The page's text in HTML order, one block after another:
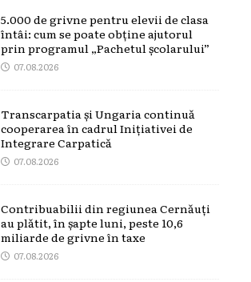
5.000 de grivne pentru elevii de clasa
întâi: cum se poate obține ajutorul
prin programul „Pachetul școlarului”
07.08.2026
Transcarpatia și Ungaria continuă
cooperarea în cadrul Inițiativei de
Integrare Carpatică
07.08.2026
Contribuabilii din regiunea Cernăuți
au plătit, în șapte luni, peste 10,6
miliarde de grivne în taxe
07.08.2026